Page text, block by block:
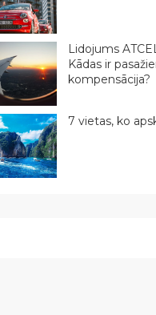
Lidojums
Kādas ir
kompensācija?
7 vietas, ko